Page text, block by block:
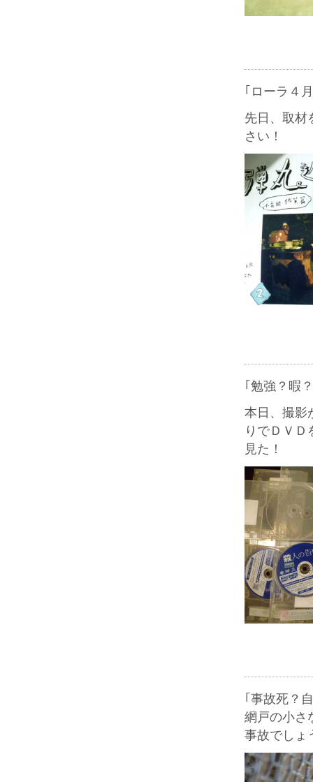
｢ローラ４
先日、取材
さい！
｢勉強？暇
本日、撮影
りでＤＶ
見た！
｢事故死？
網戸の小さ
事故でしょ